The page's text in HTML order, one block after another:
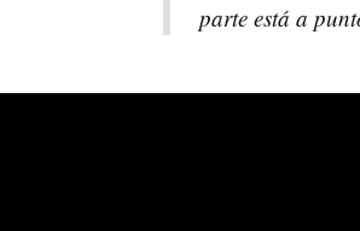
parte está a